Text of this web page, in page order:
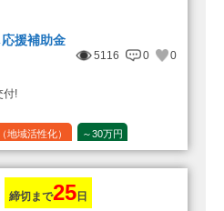
応援補助金
5116 0
0
付!
地域活性化） ～30万円
締切まで25 日